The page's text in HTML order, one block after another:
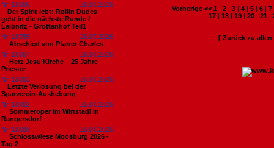
Nr. 18786
26.07.2026
​Der Spirit lebt: Rollin Dudes
geht in die nächste Runde /
Leibnitz - Grottenhof Teil1
Nr. 18785
26.07.2026
Abschied von Pfarrer Charles
Nr. 18784
26.07.2026
Herz Jesu Kirche – 25 Jahre
Priester
Nr. 18783
25.07.2026
​Letzte Verlosung bei der
Sparverein-Aushebung
Nr. 18782
25.07.2026
Sommeroper im Wirtstadl in
Rangersdorf
Nr. 18780
25.07.2026
Schlosswiese Moosburg 2026 -
Tag 2
: Vorherige << 1 | 2 | 3 | 4 | 5 | 6 | 7
17 | 18 | 19 | 20 | 21 |
[ Zurück zu